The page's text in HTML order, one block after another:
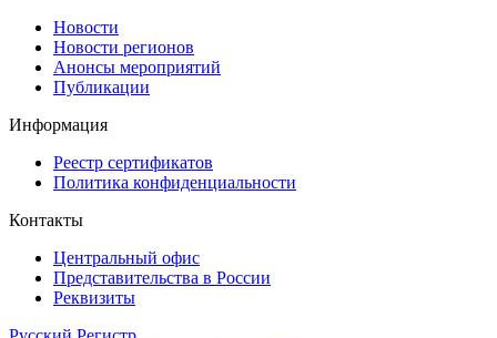
Новости
Новости регионов
Анонсы мероприятий
Публикации
Информация
Реестр сертификатов
Политика конфиденциальности
Контакты
Центральный офис
Представительства в России
Реквизиты